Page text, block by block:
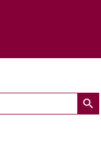
Botón de